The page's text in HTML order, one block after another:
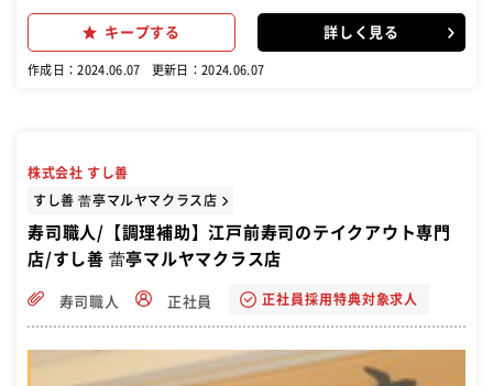
すので、安心してご応募くださ い。
キープする 詳しく見る
作成日：2024.06.07 更新日：2024.06.07
株式会社 すし善
すし善 蕾亭マルヤマクラス店
寿司職人/【調理補助】江戸前寿司のテイクアウト専門
店/すし善 蕾亭マルヤマクラス店
寿司職人 正社員 正社員採用特典対象求人